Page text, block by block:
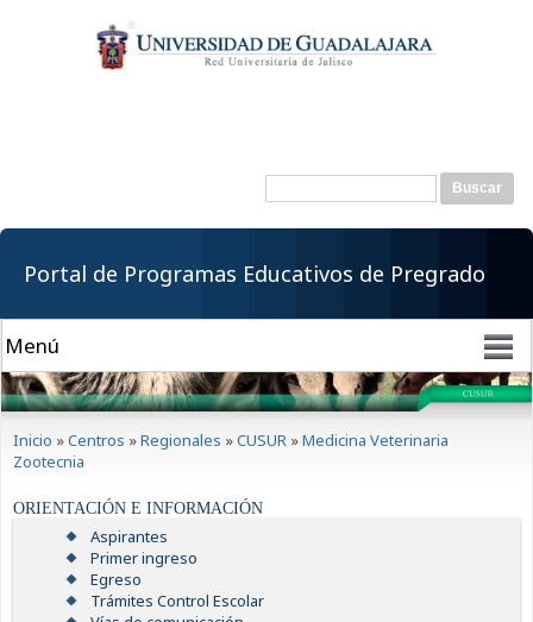
contenido
principal
Formulario de
Buscar
Portal de Programas Educativos de Pregrado
Inicio »Centros »Regionales »CUSUR »Medicina Veterinaria
Zootecnia
ORIENTACIÓN E INFORMACIÓN
Aspirantes
Primer ingreso
Egreso
Trámites Control Escolar